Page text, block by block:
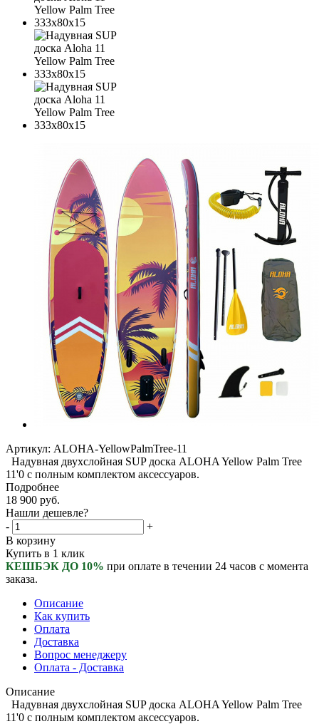
Артикул: ALOHA-YellowPalmTree-11
Надувная двухслойная SUP доска ALOHA Yellow Palm Tree
11'0 с полным комплектом аксессуаров.
Подробнее
18 900 руб.
Нашли дешевле?
-
+
В корзину
Купить в 1 клик
КЕШБЭК ДО 10% при оплате в течении 24 часов с момента
заказа.
Описание
Как купить
Оплата
Доставка
Вопрос менеджеру
Оплата - Доставка
Описание
Надувная двухслойная SUP доска ALOHA Yellow Palm Tree
11'0 с полным комплектом аксессуаров.